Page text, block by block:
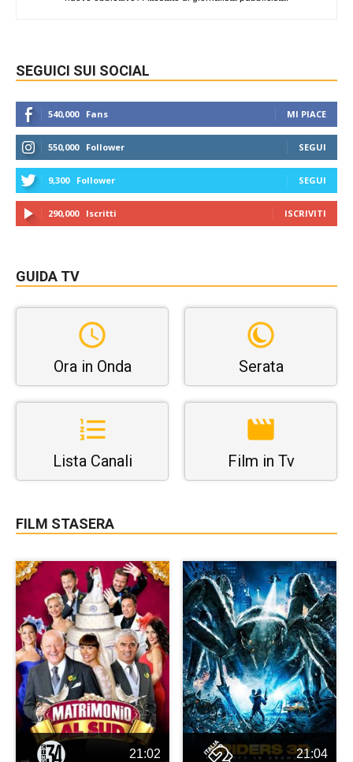
SEGUICI SUI SOCIAL
540,000 Fans MI PIACE
550,000 Follower SEGUI
9,300 Follower SEGUI
290,000 Iscritti ISCRIVITI
GUIDA TV
Ora in Onda Serata
Lista Canali Film in Tv
FILM STASERA
21:02 21:04